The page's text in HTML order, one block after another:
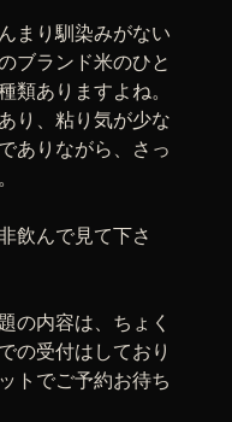
まり馴染みがない
ブランド米のひと
類ありますよね。
り、粘り気が少な
ありながら、さっ
飲んで見て下さ
の内容は、ちょく
の受付はしており
トでご予約お待ち